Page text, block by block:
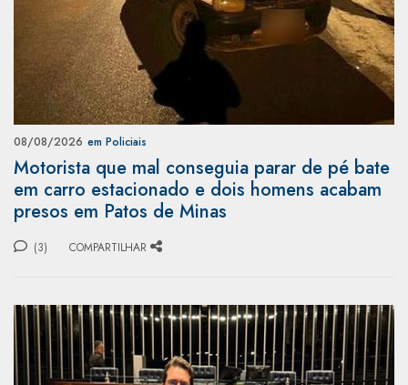
08/08/2026 em Policiais
Motorista que mal conseguia parar de pé bate
em carro estacionado e dois homens acabam
presos em Patos de Minas
(3) COMPARTILHAR